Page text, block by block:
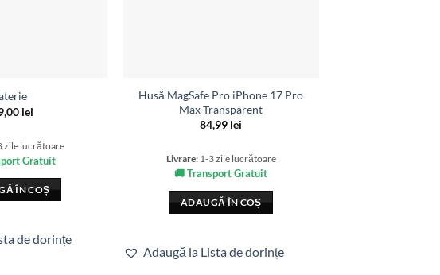
lei
zile lucrătoare
Gratuit
ÎN COȘ
de dorințe
Husă MagSafe Pro iPhone 17 Pro
Max Transparent
84,99 lei
Livrare:1-3 zile lucrătoare
🚚 Transport Gratuit
ADAUGĂ ÎN COȘ
Adaugă la Lista de dorințe